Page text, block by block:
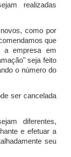
realizadas
como por
que
a empresa em
seja feito
o número do
ser cancelada
diferentes,
e efetuar a
seu